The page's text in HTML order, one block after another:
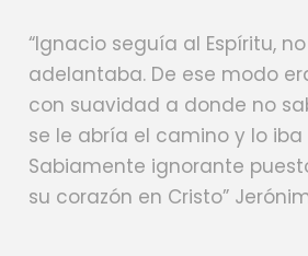
“Ignacio seguía al Espíritu,
adelantaba. De ese modo
con suavidad a donde no
se le abría el camino y lo iba
Sabiamente ignorante
su corazón en Cristo”